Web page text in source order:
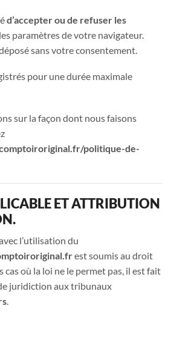
d’accepter ou de refuser les
paramètres de votre navigateur.
sans votre consentement.
pour une durée maximale
sur la façon dont nous faisons
politique-de-
ET ATTRIBUTION
l’utilisation du
est soumis au droit
cas où la loi ne le permet pas, il est fait
juridiction aux tribunaux
.